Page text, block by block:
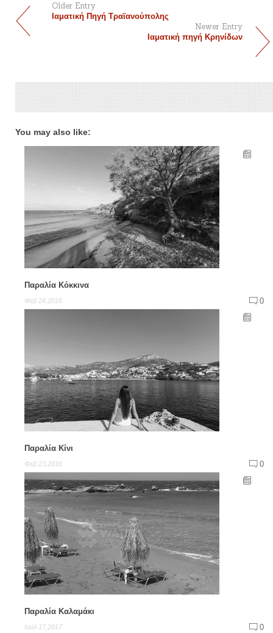
Older Entry
Ιαματική Πηγή Τραϊανούπολης
Newer Entry
Ιαματική πηγή Κρηνίδων
You may also like:
Παραλία Κόκκινα
Φεβ 24,2016 0
Παραλία Κίνι
Φεβ 23,2016 0
Παραλία Καλαμάκι
Ιούλ 17,2017 0